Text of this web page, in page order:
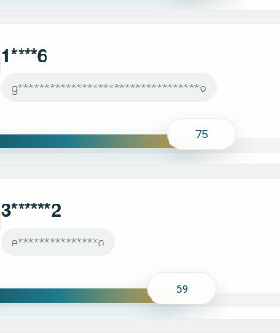
1****6
g**********************************o
75
3******2
e***************o
69